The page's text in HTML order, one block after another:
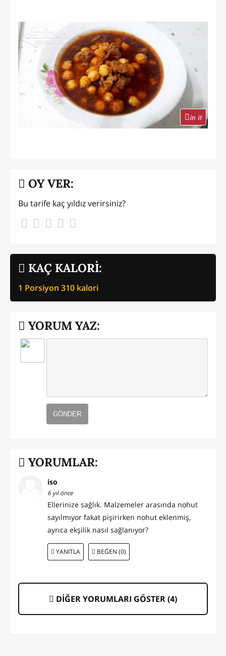
in it
KAÇ KALORİ:
1 Porsiyon 310 kalori
OY VER:
Bu tarife kaç yıldız verirsiniz?
YORUM YAZ:
GÖNDER
YORUMLAR:
iso
6 yıl önce
Ellerinize sağlık. Malzemeler arasında nohut
sayılmıyor fakat pişirirken nohut eklenmiş,
ayrıca ekşilik nasıl sağlanıyor?
YANITLA BEĞEN (0)
DİĞER YORUMLARI GÖSTER (4)